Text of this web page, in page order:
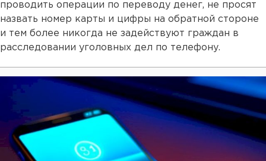
проводить операции по переводу денег, не просят
назвать номер карты и цифры на обратной стороне
и тем более никогда не задействуют граждан в
расследовании уголовных дел по телефону.